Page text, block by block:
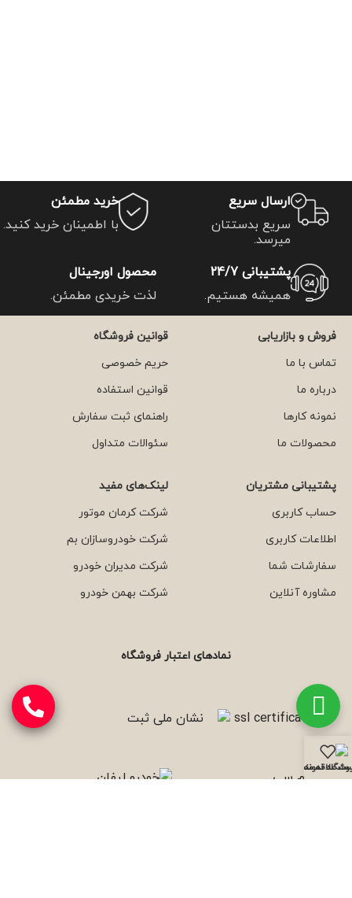
ارسال سریع
سریع بدستتان
میرسد.
خرید مطمئن
با اطمینان خرید کنید.
پشتیبانی 24/7
همیشه هستیم.
محصول اورجینال
لذت خریدی مطمئن.
فروش و بازاریابی
تماس با ما
درباره ما
نمونه کارها
محصولات ما
قوانین فروشگاه
حریم خصوصی
قوانین استفاده
راهنمای ثبت سفارش
سئوالات متداول
پشتیبانی مشتریان
حساب کاربری
اطلاعات کاربری
سفارشات شما
مشاوره آنلاین
لینک‌های مفید
شرکت کرمان موتور
شرکت خودروسازان بم
شرکت مدیران خودرو
شرکت بهمن خودرو
نمادهای اعتبار فروشگاه
علاقه مندی ها
نمونه کارها